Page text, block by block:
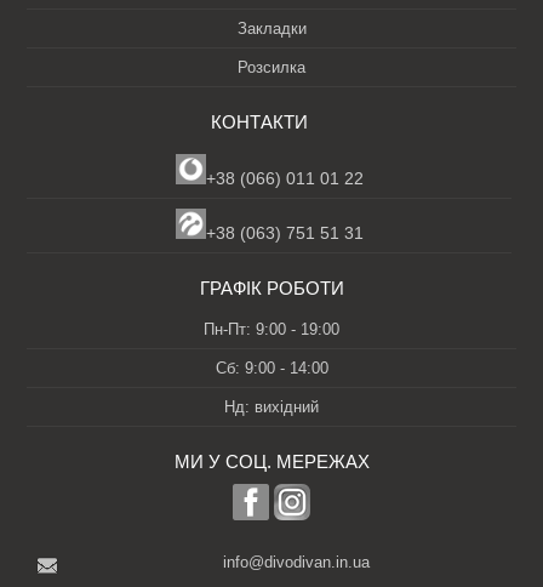
Закладки
Розсилка
КОНТАКТИ
+38 (066) 011 01 22
+38 (063) 751 51 31
ГРАФІК РОБОТИ
Пн-Пт: 9:00 - 19:00
Сб: 9:00 - 14:00
Нд: вихідний
МИ У СОЦ. МЕРЕЖАХ
info@divodivan.in.ua